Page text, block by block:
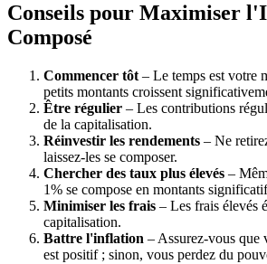
Conseils pour Maximiser
Composé
Commencer tôt – Le temps est votre
petits montants croissent
Être régulier – Les contributions
de la capitalisation.
Réinvestir les rendements – Ne
laissez-les se composer.
Chercher des taux plus élevés –
1% se compose en montants
Minimiser les frais – Les frais élevés
capitalisation.
Battre l'inflation – Assurez-vous que
est positif ; sinon, vous perdez du